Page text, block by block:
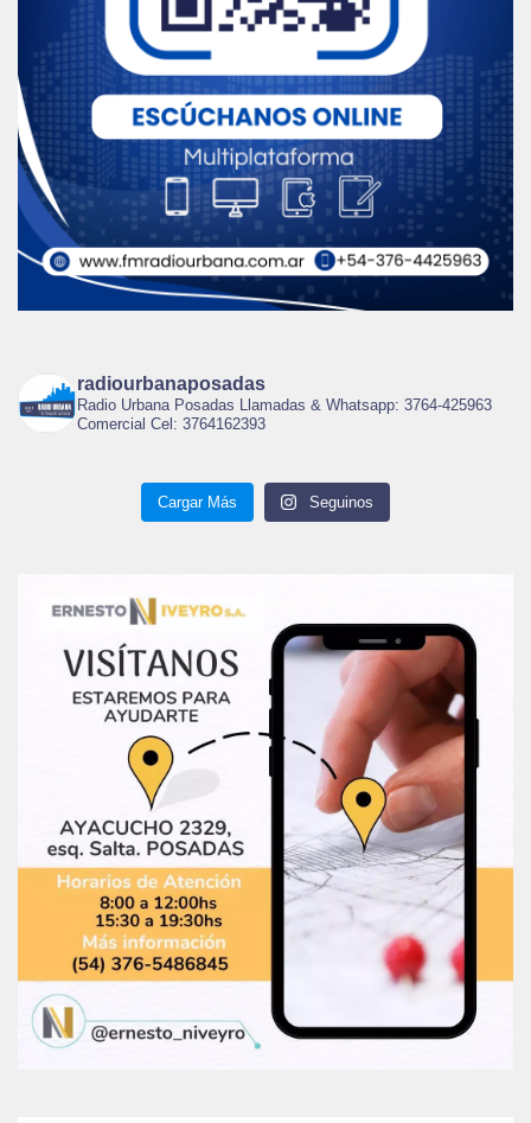
radiourbanaposadas
Radio Urbana Posadas Llamadas & Whatsapp: 3764-425963
Comercial Cel: 3764162393
Cargar Más Seguinos